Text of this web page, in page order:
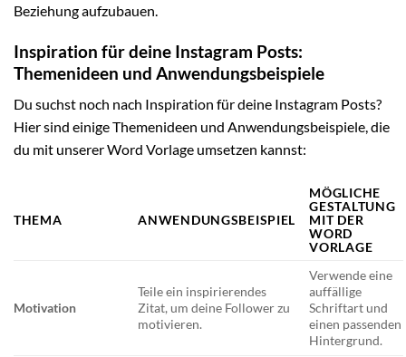
Beziehung aufzubauen.
Inspiration für deine Instagram Posts:
Themenideen und Anwendungsbeispiele
Du suchst noch nach Inspiration für deine Instagram Posts?
Hier sind einige Themenideen und Anwendungsbeispiele, die
du mit unserer Word Vorlage umsetzen kannst:
THEMA ANWENDUNGSBEISPIEL
MÖGLICHE
GESTALTUNG
MIT DER
WORD
VORLAGE
Motivation
Teile ein inspirierendes
Zitat, um deine Follower zu
motivieren.
Verwende eine
auffällige
Schriftart und
einen passenden
Hintergrund.